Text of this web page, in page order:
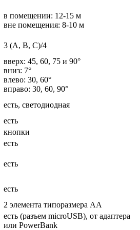
в помещении: 12-15 м
вне помещения: 8-10 м
3 (A, B, C)/4
вверх: 45, 60, 75 и 90°
вниз: 7°
влево: 30, 60°
вправо: 30, 60, 90°
есть, светодиодная
есть
кнопки
есть
есть
есть
2 элемента типоразмера АА
есть (разъем microUSB), от адаптера
или PowerBank